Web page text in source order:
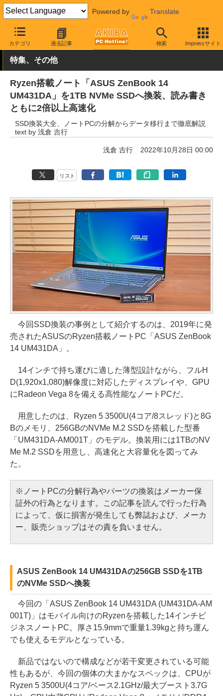
Powered by Translate
カテゴリ 過去記事 検索 Impressサイト
AKIBA PC Hotline! PC本体・ソフト ノートPC
特集、その他
Ryzen搭載ノート「ASUS ZenBook 14
UM431DA」を1TB NVMe SSDへ換装、読み書き
ともに2倍以上高速化
SSD換装大全、ノートPCの分解からデータ移行まで徹底解説
text by 浅倉 吉行
浅倉 吉行 2022年10月28日 00:00
リスト
今回SSD換装の事例として紹介するのは、2019年に発
売されたASUSのRyzen搭載ノートPC「ASUS ZenBook
14 UM431DA」。
14インチで持ち運びに適した薄型設計ながら、フルH
D(1,920x1,080)解像度に対応したディスプレイや、GPU
にRadeon Vega 8を備える高性能なノートPCだ。
用意したのは、Ryzen 5 3500U(4コア/8スレッド)と8G
Bのメモリ、256GBのNVMe M.2 SSDを搭載した型番
「UM431DA-AM001T」のモデル。換装用には1TBのNV
Me M.2 SSDを用意し、高速化と大容量化を図ってみ
た。
※ノートPCの分解行為やパーツの換装はメーカー保
証外の行為となります。この記事を読んで行った行為
によって、仮に損害が発生しても弊誌および、メーカ
ー、販売ショップはその責を負いません。
ASUS ZenBook 14 UM431DAの256GB SSDを1TB
のNVMe SSDへ換装
今回の「ASUS ZenBook 14 UM431DA (UM431DA-AM
001T)」はモバイル向けのRyzenを搭載した14インチビ
ジネスノートPC。厚さ15.9mmで重量1.39kgと持ち運ん
でも使えるモデルとなっている。
新品ではないので構成などが若干変更されている可能
性もあるが、今回の個体の大まかなスペックは、CPUが
Ryzen 5 3500U(4コア/ベース2.1GHz/最大ブースト3.7G